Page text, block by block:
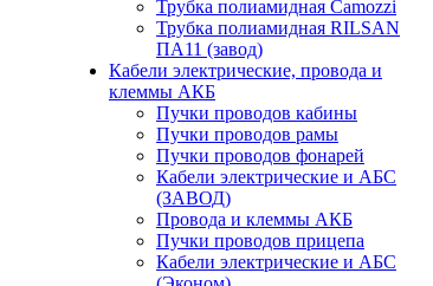
Трубка полиамидная Camozzi
Трубка полиамидная RILSAN
ПА11 (завод)
Кабели электрические, провода и
клеммы АКБ
Пучки проводов кабины
Пучки проводов рамы
Пучки проводов фонарей
Кабели электрические и АБС
(ЗАВОД)
Провода и клеммы АКБ
Пучки проводов прицепа
Кабели электрические и АБС